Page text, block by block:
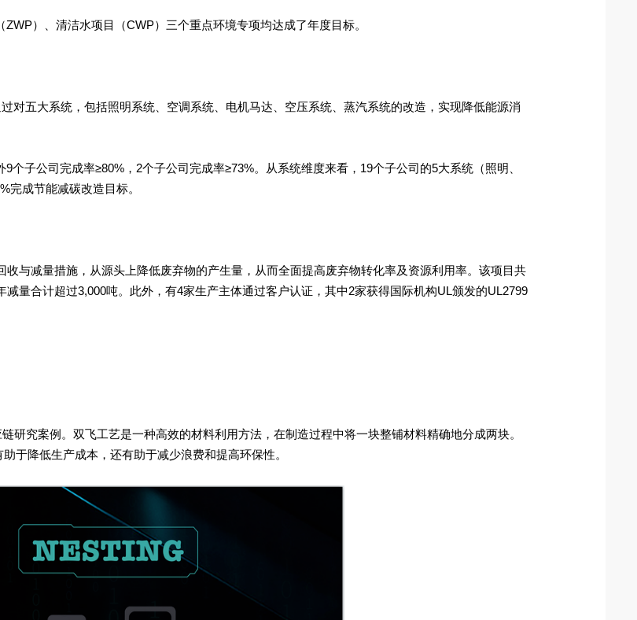
）、清洁水项目（CWP）三个重点环境专项均达成了年度目标。
对五大系统，包括照明系统、空调系统、电机马达、空压系统、蒸汽系统的改造，实现降低能源消
个子公司完成率≥80%，2个子公司完成率≥73%。从系统维度来看，19个子公司的5大系统（照明、
完成节能减碳改造目标。
与减量措施，从源头上降低废弃物的产生量，从而全面提高废弃物转化率及资源利用率。该项目共
量合计超过3,000吨。此外，有4家生产主体通过客户认证，其中2家获得国际机构UL颁发的UL2799
研究案例。双飞工艺是一种高效的材料利用方法，在制造过程中将一块整铺材料精确地分成两块。
于降低生产成本，还有助于减少浪费和提高环保性。